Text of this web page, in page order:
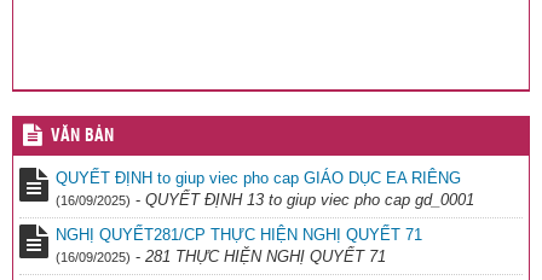
VĂN BẢN
QUYẾT ĐỊNH to giup viec pho cap GIÁO DỤC EA RIÊNG
(16/09/2025) - QUYẾT ĐỊNH 13 to giup viec pho cap gd_0001
NGHỊ QUYẾT281/CP THỰC HIỆN NGHỊ QUYẾT 71
(16/09/2025) - 281 THỰC HIỆN NGHỊ QUYẾT 71